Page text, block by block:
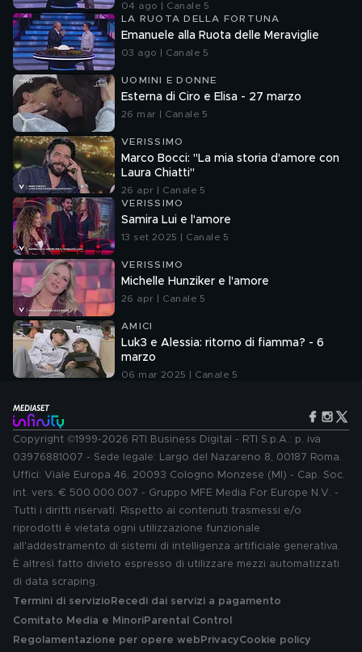
04 ago | Canale 5
LA RUOTA DELLA FORTUNA
Emanuele alla Ruota delle Meraviglie
03 ago | Canale 5
UOMINI E DONNE
Esterna di Ciro e Elisa - 27 marzo
26 mar | Canale 5
VERISSIMO
Marco Bocci: "La mia storia d'amore con
Laura Chiatti"
26 apr | Canale 5
VERISSIMO
Samira Lui e l'amore
13 set 2025 | Canale 5
VERISSIMO
Michelle Hunziker e l'amore
26 apr | Canale 5
AMICI
Luk3 e Alessia: ritorno di fiamma? - 6
marzo
06 mar 2025 | Canale 5
Copyright ©1999-2026 RTI Business Digital - RTI S.p.A.: p. iva
03976881007 - Sede legale: Largo del Nazareno 8, 00187 Roma.
Uffici: Viale Europa 46, 20093 Cologno Monzese (MI) - Cap. Soc.
int. vers. € 500.000.007 - Gruppo MFE Media For Europe N.V. -
Tutti i diritti riservati. Rispetto ai contenuti trasmessi e/o
riprodotti è vietata ogni utilizzazione funzionale
all'addestramento di sistemi di intelligenza artificiale generativa.
È altresì fatto divieto espresso di utilizzare mezzi automatizzati
di data scraping.
Termini di servizio Recedi dai servizi a pagamento
Comitato Media e MinoriParental Control
Regolamentazione per opere web PrivacyCookie policy